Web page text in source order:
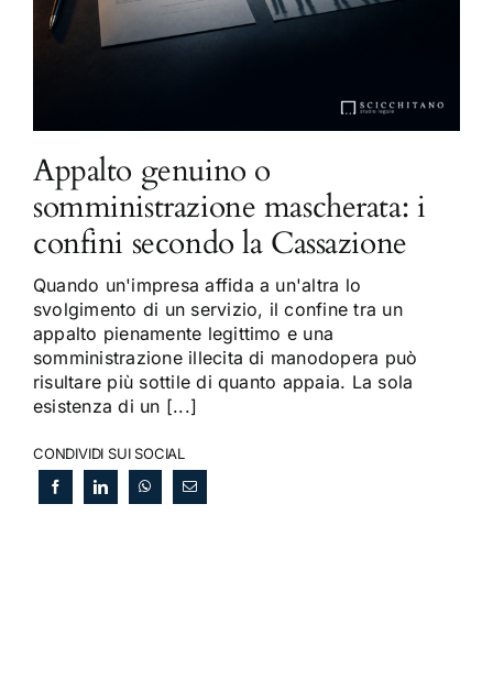
Appalto genuino o
somministrazione mascherata: i
confini secondo la Cassazione
Quando un'impresa affida a un'altra lo
svolgimento di un servizio, il confine tra un
appalto pienamente legittimo e una
somministrazione illecita di manodopera può
risultare più sottile di quanto appaia. La sola
esistenza di un [...]
CONDIVIDI SUI SOCIAL